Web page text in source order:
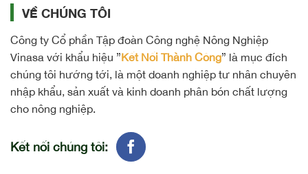
VỀ CHÚNG TÔI
Công ty Cổ phần Tập đoàn Công nghệ Nông Nghiệp
Vinasa với khẩu hiệu ”Kết Nối Thành Công” là mục đích
chúng tôi hướng tới, là một doanh nghiệp tư nhân chuyên
nhập khẩu, sản xuất và kinh doanh phân bón chất lượng
cho nông nghiệp.
Kết nối chúng tôi: